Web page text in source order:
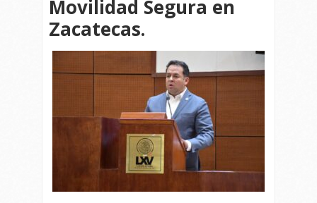
Movilidad Segura en
Zacatecas.